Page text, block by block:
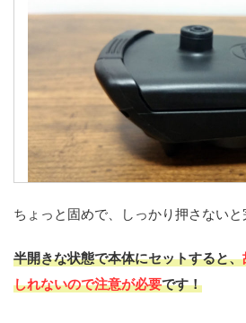
ちょっと固めで、しっかり押さないと
半開きな状態で本体にセットすると、
しれないので注意が必要です！